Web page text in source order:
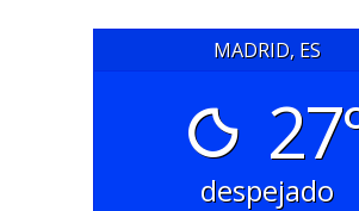
MADRID, ES
despejado